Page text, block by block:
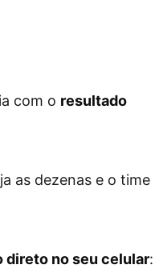
com o resultado
as dezenas e o time
direto no seu celular: